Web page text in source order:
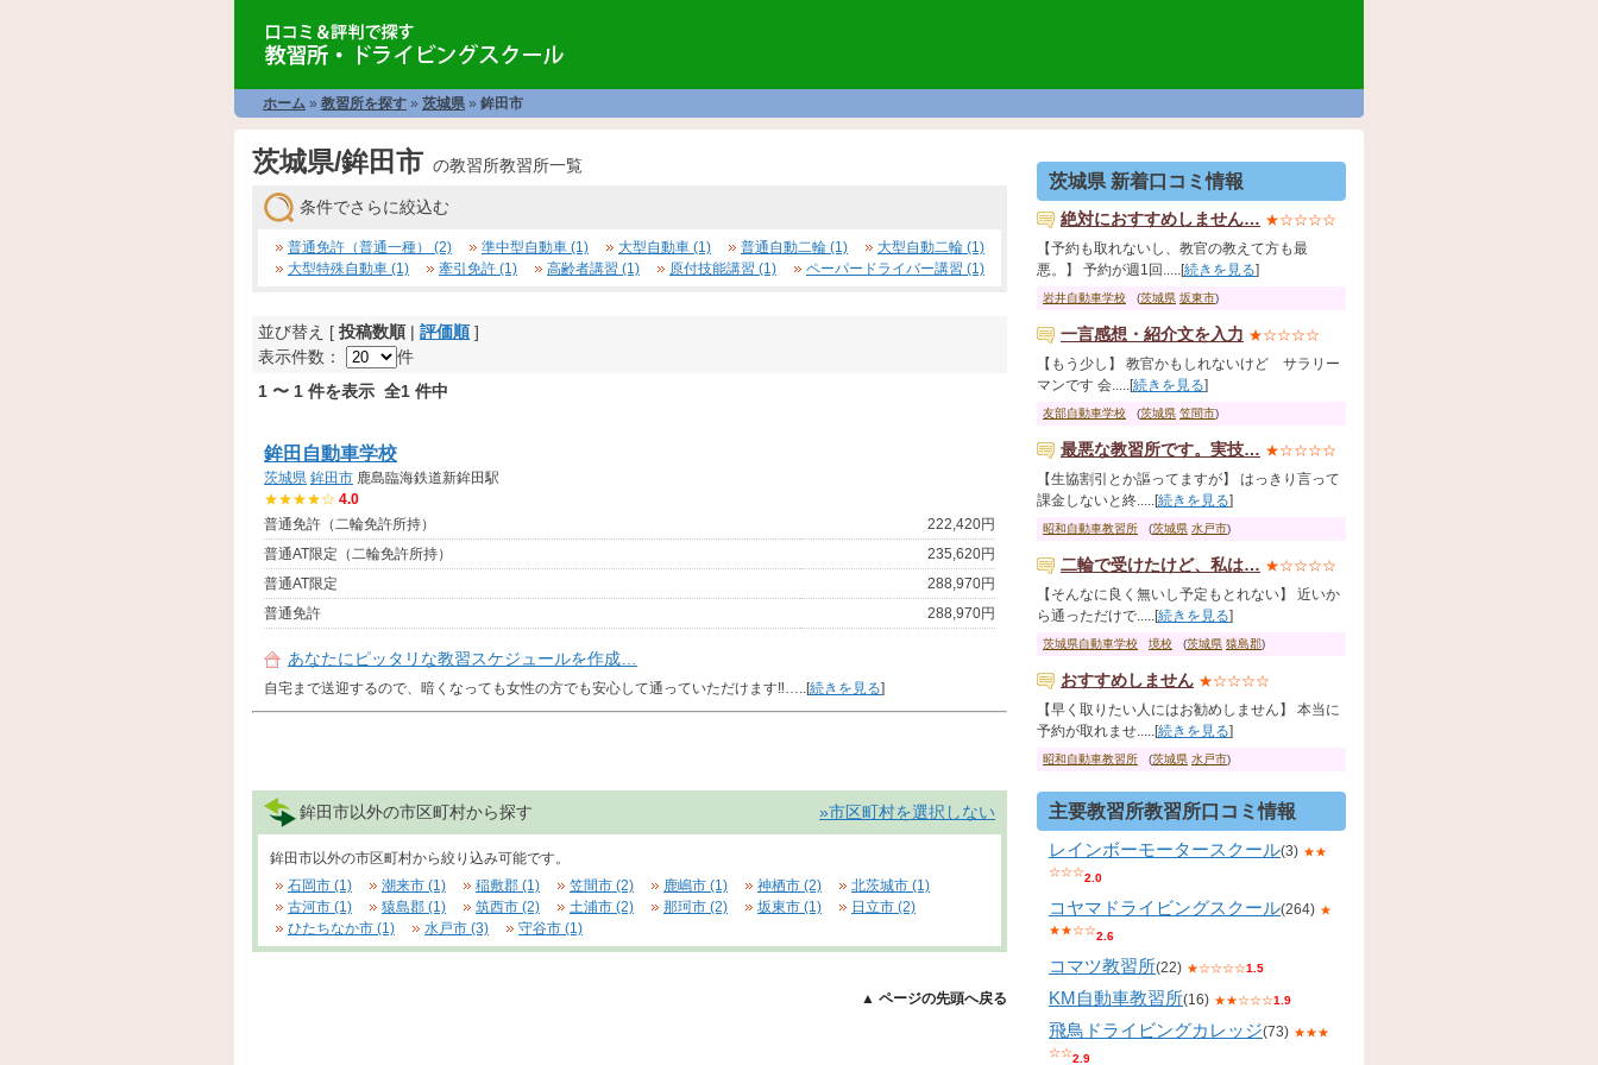
ホーム » 教習所を探す » 茨城県 » 鉾田市
茨城県/鉾田市 の教習所教習所一覧
条件でさらに絞込む
普通免許（普通一種） (2) 準中型自動車 (1) 大型自動車 (1) 普通自動二輪 (1)
大型自動二輪 (1)
大型特殊自動車 (1)
牽引免許 (1) 高齢者講習 (1) 原付技能講習 (1) ペーパードライバー講習 (1)
並び替え [ 投稿数順| 評価順]
表示件数：
件
1 〜 1 件を表示 全1 件中
鉾田自動車学校
茨城県 鉾田市 鹿島臨海鉄道新鉾田駅
★★★★☆ 4.0
普通免許（二輪免許所持）
222,420円
普通AT限定（二輪免許所持）
235,620円
普通AT限定
288,970円
普通免許
288,970円
あなたにピッタリな教習スケジュールを作成…
自宅まで送迎するので、暗くなっても女性の方でも安心して通っていただけます‼…..[続きを見る]
鉾田市以外の市区町村から探す »市区町村を選択しない
鉾田市以外の市区町村から絞り込み可能です。
石岡市 (1)
潮来市 (1) 稲敷郡 (1) 笠間市 (2) 鹿嶋市 (1) 神栖市 (2)
北茨城市 (1)
古河市 (1)
猿島郡 (1) 筑西市 (2) 土浦市 (2) 那珂市 (2) 坂東市 (1)
日立市 (2)
ひたちなか市 (1)
水戸市 (3) 守谷市 (1)
▲ ページの先頭へ戻る
茨城県 新着口コミ情報
絶対におすすめしません… ★☆☆☆☆
【予約も取れないし、教官の教えて方も最
悪。】 予約が週1回.....[続きを見る]
岩井自動車学校 (茨城県 坂東市)
一言感想・紹介文を入力 ★☆☆☆☆
【もう少し】 教官かもしれないけど サラリー
マンです 会.....[続きを見る]
友部自動車学校 (茨城県 笠間市)
最悪な教習所です。実技… ★☆☆☆☆
【生協割引とか謳ってますが】 はっきり言って
課金しないと終.....[続きを見る]
昭和自動車教習所 (茨城県 水戸市)
二輪で受けたけど、私は… ★☆☆☆☆
【そんなに良く無いし予定もとれない】 近いか
ら通っただけで.....[続きを見る]
茨城県自動車学校 境校 (茨城県 猿島郡)
おすすめしません ★☆☆☆☆
【早く取りたい人にはお勧めしません】 本当に
予約が取れませ.....[続きを見る]
昭和自動車教習所 (茨城県 水戸市)
主要教習所教習所口コミ情報
レインボーモータースクール(3) ★★
☆☆☆2.0
コヤマドライビングスクール(264) ★
★★☆☆2.6
コマツ教習所(22) ★☆☆☆☆1.5
KM自動車教習所(16) ★★☆☆☆1.9
飛鳥ドライビングカレッジ(73) ★★★
☆☆2.9